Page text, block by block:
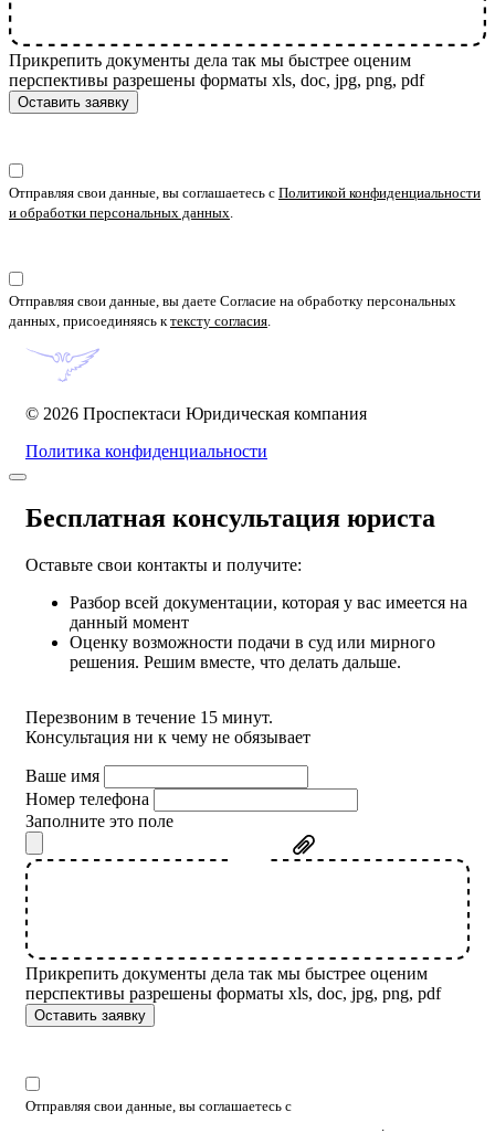
Прикрепить документы дела так мы быстрее оценим
перспективы разрешены форматы xls, doc, jpg, png, pdf
Оставить заявку
Отправляя свои данные, вы соглашаетесь с Политикой конфиденциальности
и обработки персональных данных
Отправляя свои данные, вы даете Согласие на обработку персональных
данных, присоединяясь к тексту согласия
© 2026 Проспектаси Юридическая компания
Политика конфиденциальности
Бесплатная консультация юриста
Оставьте свои контакты и получите:
Разбор всей документации, которая у вас имеется на
данный момент
Оценку возможности подачи в суд или мирного
решения. Решим вместе, что делать дальше.
Перезвоним в течение 15 минут.
Консультация ни к чему не обязывает
Ваше имя
Номер телефона
Заполните это поле
Прикрепить документы дела так мы быстрее оценим
перспективы разрешены форматы xls, doc, jpg, png, pdf
Оставить заявку
Отправляя свои данные, вы соглашаетесь с
.